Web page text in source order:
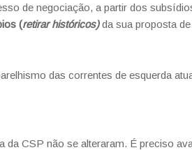
de negociação, a partir dos
(retirar históricos)da sua proposta
das correntes de esquerda
da CSP não se alteraram. É preciso